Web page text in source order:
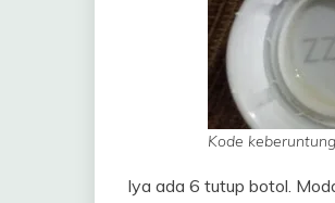
Kode
Iya ada 6 tutup botol.